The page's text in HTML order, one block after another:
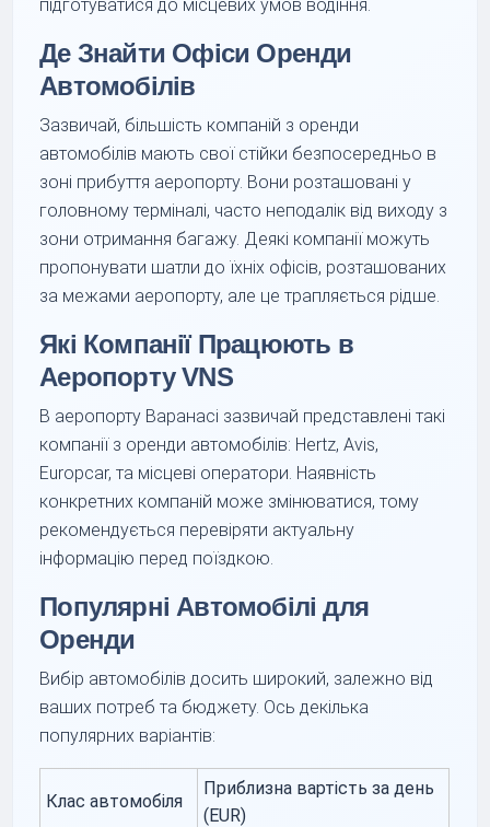
підготуватися до місцевих умов водіння.
Де Знайти Офіси Оренди
Автомобілів
Зазвичай, більшість компаній з оренди
автомобілів мають свої стійки безпосередньо в
зоні прибуття аеропорту. Вони розташовані у
головному терміналі, часто неподалік від виходу з
зони отримання багажу. Деякі компанії можуть
пропонувати шатли до їхніх офісів, розташованих
за межами аеропорту, але це трапляється рідше.
Які Компанії Працюють в
Аеропорту VNS
В аеропорту Варанасі зазвичай представлені такі
компанії з оренди автомобілів: Hertz, Avis,
Europcar, та місцеві оператори. Наявність
конкретних компаній може змінюватися, тому
рекомендується перевіряти актуальну
інформацію перед поїздкою.
Популярні Автомобілі для
Оренди
Вибір автомобілів досить широкий, залежно від
ваших потреб та бюджету. Ось декілька
популярних варіантів:
Клас автомобіля
Приблизна вартість за день
(EUR)